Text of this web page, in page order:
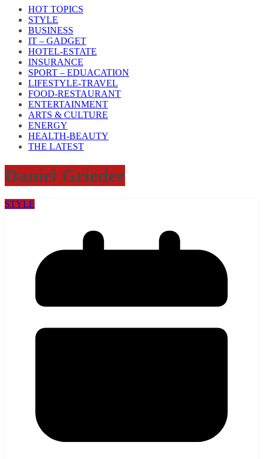
HOT TOPICS
STYLE
BUSINESS
IT – GADGET
HOTEL-ESTATE
INSURANCE
SPORT – EDUACATION
LIFESTYLE​-TRAVEL​
FOOD-RESTAURANT
ENTERTAINMENT
ARTS & CULTURE
ENERGY
HEALTH​-BEAUTY
THE LATEST
Daniel Grieder
STYLE